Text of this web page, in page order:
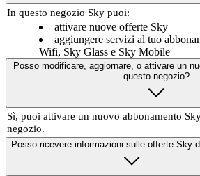
In questo negozio Sky puoi:
attivare nuove offerte Sky
aggiungere servizi al tuo
Wifi, Sky Glass e Sky Mobile
Posso modificare, aggiornare, o attivare un
questo negozio?
Sì, puoi attivare un nuovo abbonamento
negozio.
Posso ricevere informazioni sulle offerte Sky